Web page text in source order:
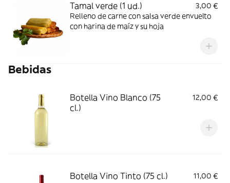
Tamal verde (1 ud.)
3,00 €
Relleno de carne con salsa verde envuelto
con harina de maíz y su hoja
Bebidas
Botella Vino Blanco (75
cl.)
12,00 €
Botella Vino Tinto (75 cl.) 11,00 €